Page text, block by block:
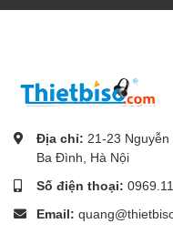
Địa chỉ: 21-23
Ba Đình, Hà Nội
Số điện thoại:
Email: